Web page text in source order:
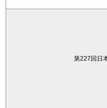
第227回日